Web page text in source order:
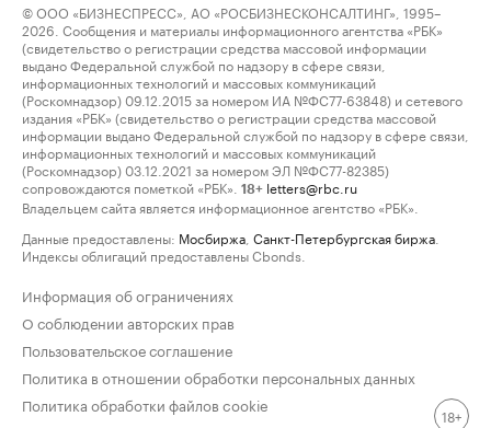
© ООО «БИЗНЕСПРЕСС», АО «РОСБИЗНЕСКОНСАЛТИНГ», 1995–
2026. Сообщения и материалы информационного агентства «РБК»
(свидетельство о регистрации средства массовой информации
выдано Федеральной службой по надзору в сфере связи,
информационных технологий и массовых коммуникаций
(Роскомнадзор) 09.12.2015 за номером ИА №ФС77-63848) и сетевого
издания «РБК» (свидетельство о регистрации средства массовой
информации выдано Федеральной службой по надзору в сфере связи,
информационных технологий и массовых коммуникаций
(Роскомнадзор) 03.12.2021 за номером ЭЛ №ФС77-82385)
сопровождаются пометкой «РБК».
18+ letters@rbc.ru
Владельцем сайта является информационное агентство «РБК».
Данные предоставлены: Мосбиржа Санкт-Петербургская биржа
Индексы облигаций предоставлены Cbonds.
Информация об ограничениях
О соблюдении авторских прав
Пользовательское соглашение
Политика в отношении обработки персональных данных
Политика обработки файлов cookie
18+